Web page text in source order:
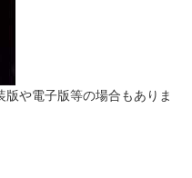
や電子版等の場合もありま